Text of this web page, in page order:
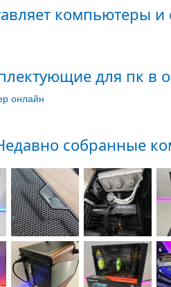
компьютеры
для пк в
собранные